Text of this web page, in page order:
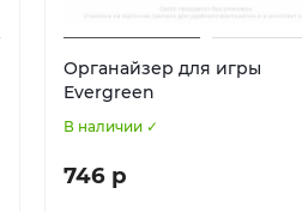
Органайзер для игры
Evergreen
В наличии ✓
746 р